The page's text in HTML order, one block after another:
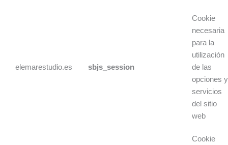
elemarestudio.es sbjs_session
Cookie
necesaria
para la
utilización
de las
opciones y
servicios
del sitio
web
Cookie